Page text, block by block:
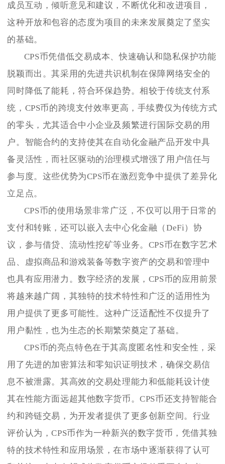
成员互动，倾听意见和建议，不断优化和改进项目，
这种开放和包容的态度为项目的未来发展奠定了坚实
的基础。
CPS币凭借低交易成本、快速确认和隐私保护功能
脱颖而出。其采用的先进共识机制在保障网络安全的
同时降低了能耗，符合环保趋势。相较于传统支付系
统，CPS币的跨境支付效率更高，手续费仅为传统方式
的零头，尤其适合中小企业及频繁进行国际交易的用
户。智能合约的支持使其在自动化金融产品开发中具
备灵活性，而社区驱动的治理模式增强了用户信任与
参与度。这些优势为CPS币在激烈竞争中提供了差异化
立足点。
CPS币的使用场景非常广泛，不仅可以用于日常的
支付和转账，还可以嵌入去中心化金融（DeFi）协
议，参与借贷、流动性挖矿等业务。CPS币在数字艺术
品、虚拟商品和游戏装备等数字资产的交易和管理中
也具有应用潜力。数字经济的发展，CPS币的应用前景
将越来越广阔，其独特的技术特性和广泛的适用性为
用户提供了更多可能性。这种广泛适配性不仅提升了
用户黏性，也为生态的长期繁荣奠定了基础。
CPS币的亮点特色在于其高度匿名性和安全性，采
用了先进的加密算法和零知识证明技术，确保交易信
息不被泄露。其高效的交易处理能力和低能耗设计使
其在性能方面远超其他数字货币。CPS币还支持智能合
约和跨链交易，为开发者提供了更多创新空间。行业
评价认为，CPS币作为一种新兴的数字货币，凭借其独
特的技术特性和应用场景，在市场中逐渐获得了认可